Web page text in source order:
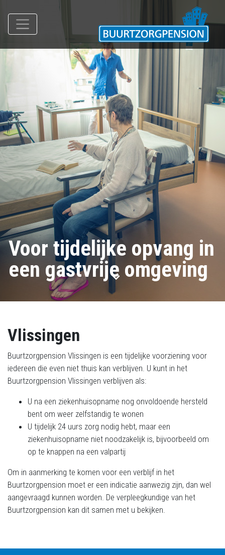
Voor tijdelijke opvang in
een gastvrije omgeving
Vlissingen
Buurtzorgpension Vlissingen is een tijdelijke voorziening voor
iedereen die even niet thuis kan verblijven. U kunt in het
Buurtzorgpension Vlissingen verblijven als:
U na een ziekenhuisopname nog onvoldoende hersteld
bent om weer zelfstandig te wonen
U tijdelijk 24 uurs zorg nodig hebt, maar een
ziekenhuisopname niet noodzakelijk is, bijvoorbeeld om
op te knappen na een valpartij
Om in aanmerking te komen voor een verblijf in het
Buurtzorgpension moet er een indicatie aanwezig zijn, dan wel
aangevraagd kunnen worden. De verpleegkundige van het
Buurtzorgpension kan dit samen met u bekijken.